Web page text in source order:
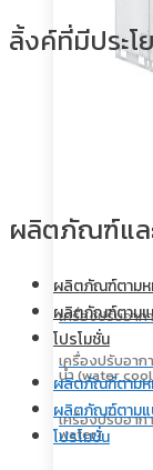
เครื่องปรับอาก
เครื่องปรับอาก
น้ำ (water
เครื่องปรับอาก
water)
ลิ้งค์ที่มีประโ
ผลิตภัณฑ์แล
ผลิตภัณฑ์ตามห
ผลิตภัณฑ์ตาม
โปรโมชั่น
ผลิตภัณฑ์ตามห
ผลิตภัณฑ์ตาม
โปรโมชั่น